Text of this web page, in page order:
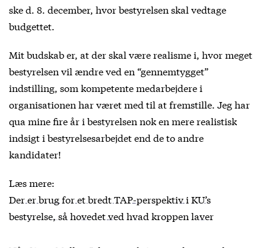
ske d. 8. december, hvor bestyrelsen skal vedtage
budgettet.
Mit budskab er, at der skal være realisme i, hvor meget
bestyrelsen vil ændre ved en “gennemtygget”
indstilling, som kompetente medarbejdere i
organisationen har været med til at fremstille. Jeg har
qua mine fire år i bestyrelsen nok en mere realistisk
indsigt i bestyrelsesarbejdet end de to andre
kandidater!
Læs mere:
Der er brug for et bredt TAP-perspektiv i KU’s
bestyrelse, så hovedet ved hvad kroppen laver